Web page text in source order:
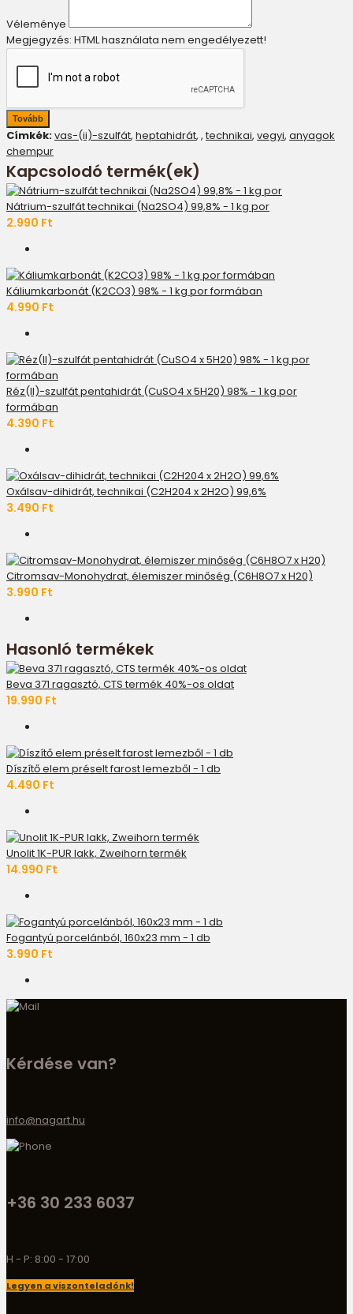
Véleménye
Megjegyzés: HTML használata nem engedélyezett!
Tovább
Címkék:vas-(ii)-szulfát, heptahidrát, ,technikai, vegyi, anyagok
chempur
Kapcsolodó termék(ek)
Nátrium-szulfát technikai (Na2SO4) 99,8% - 1 kg por
2.990 Ft
Káliumkarbonát (K2CO3) 98% - 1 kg por formában
4.990 Ft
Réz(II)-szulfát pentahidrát (CuSO4 x 5H20) 98% - 1 kg por
formában
4.390 Ft
Oxálsav-dihidrát, technikai (C2H204 x 2H2O) 99,6%
3.490 Ft
Citromsav-Monohydrat, élemiszer minőség (C6H8O7 x H20)
3.990 Ft
Hasonló termékek
Beva 371 ragasztó, CTS termék 40%-os oldat
19.990 Ft
Díszítő elem préselt farost lemezből - 1 db
4.490 Ft
Unolit 1K-PUR lakk, Zweihorn termék
14.990 Ft
Fogantyú porcelánból, 160x23 mm - 1 db
3.990 Ft
Kérdése van?
info@nagart.hu
+36 30 233 6037
H - P: 8:00 - 17:00
Legyen a viszonteladónk!